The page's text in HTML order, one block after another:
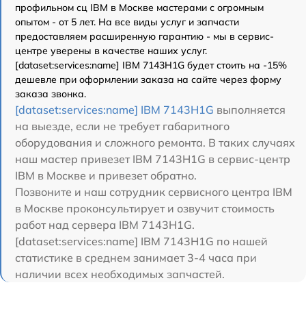
профильном сц IBM в Москве мастерами с огромным
опытом - от 5 лет. На все виды услуг и запчасти
предоставляем расширенную гарантию - мы в сервис-
центре уверены в качестве наших услуг.
[dataset:services:name] IBM 7143H1G будет стоить на -15%
дешевле при оформлении заказа на сайте через форму
заказа звонка.
[dataset:services:name] IBM 7143H1G выполняется
на выезде, если не требует габаритного
оборудования и сложного ремонта. В таких случаях
наш мастер привезет IBM 7143H1G в сервис-центр
IBM в Москве и привезет обратно.
Позвоните и наш сотрудник сервисного центра IBM
в Москве проконсультирует и озвучит стоимость
работ над сервера IBM 7143H1G.
[dataset:services:name] IBM 7143H1G по нашей
статистике в среднем занимает 3-4 часа при
наличии всех необходимых запчастей.